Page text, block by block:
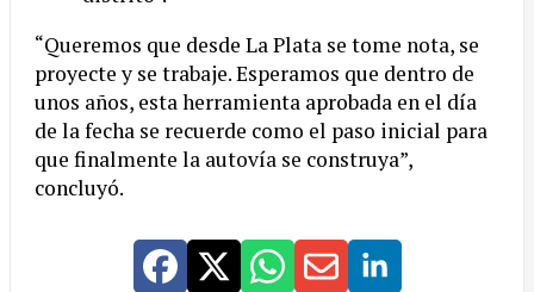
“Queremos que desde La Plata se tome nota, se
proyecte y se trabaje. Esperamos que dentro de
unos años, esta herramienta aprobada en el día
de la fecha se recuerde como el paso inicial para
que finalmente la autovía se construya”,
concluyó.